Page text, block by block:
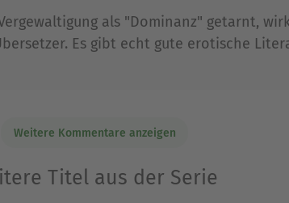
als "Dominanz" getarnt,
Es gibt echt gute erotische
Weitere Kommentare anzeigen
Titel aus der Serie